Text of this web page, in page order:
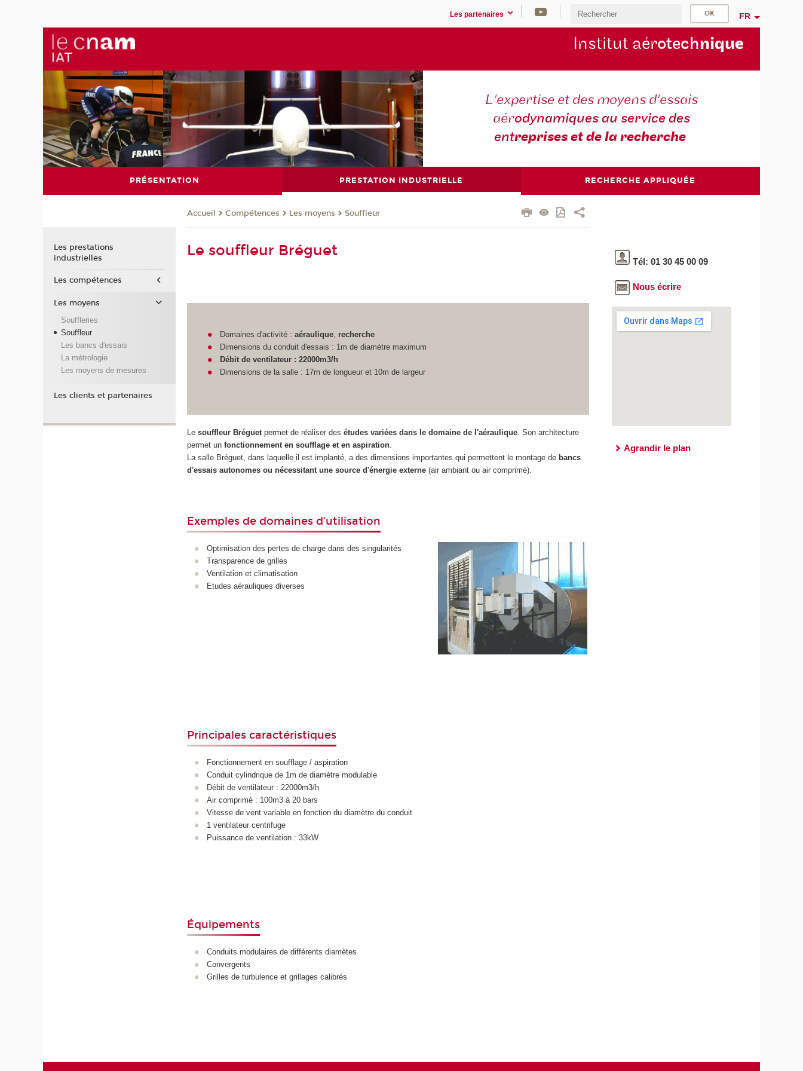
Les partenaires FR
Institut aérotechnique
L'expertise et des moyens d'essais
aérodynamiques au service des
entreprises et de la recherche
PRÉSENTATION PRESTATION INDUSTRIELLE RECHERCHE APPLIQUÉE
Accueil Compétences Les moyens Souffleur
Le souffleur Bréguet
Domaines d'activité : aéraulique, recherche
Dimensions du conduit d'essais : 1m de diamètre maximum
Débit de ventilateur : 22000m3/h
Dimensions de la salle : 17m de longueur et 10m de largeur
Lesouffleur Bréguetpermet de réaliser desétudes variées dans le domaine de l'aéraulique. Son architecture
permet unfonctionnement en soufflage et en aspiration.
La salle Bréguet, dans laquelle il est implanté, a des dimensions importantes qui permettent le montage de bancs
d'essais autonomes ou nécessitant une source d'énergie externe (air ambiant ou air comprimé).
Exemples de domaines d'utilisation
Optimisation des pertes de charge dans des singularités
Transparence de grilles
Ventilation et climatisation
Etudes aérauliques diverses
Principales caractéristiques
Fonctionnement en soufflage / aspiration
Conduit cylindrique de 1m de diamètre modulable
Débit de ventilateur : 22000m3/h
Air comprimé : 100m3 à 20 bars
Vitesse de vent variable en fonction du diamètre du conduit
1 ventilateur centrifuge
Puissance de ventilation : 33kW
Équipements
Conduits modulaires de différents diamètes
Convergents
Grilles de turbulence et grillages calibrés
Tél: 01 30 45 00 09
Nous écrire
Agrandir le plan
Les prestations
industrielles
Les compétences
Les moyens
Souffleries
Souffleur
Les bancs d'essais
La métrologie
Les moyens de mesures
Les clients et partenaires